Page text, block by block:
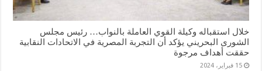
خلال استقباله وكيلة القوي العاملة بالنواب… رئيس مجلس
الشورى البحريني يؤكد أن التجربة المصرية في الاتحادات النقابية
حققت أهداف مرجوة
15 فبراير، 2024